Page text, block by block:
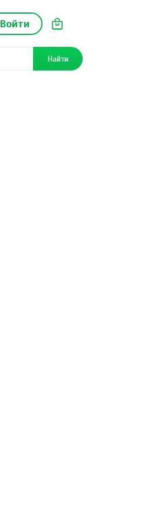
Войти
Найти